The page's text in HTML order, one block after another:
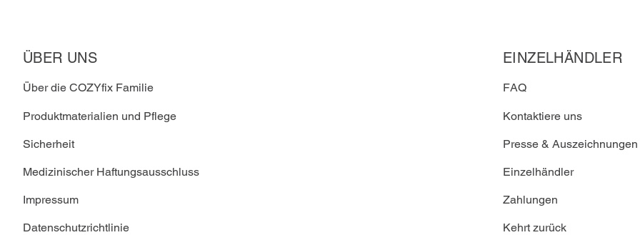
ÜBER UNS
Über die COZYfix Familie
Produktmaterialien und Pflege
Sicherheit
Medizinischer Haftungsausschluss
Impressum
Datenschutzrichtlinie
EINZELHÄNDLER
FAQ
Kontaktiere uns
Presse & Auszeichnungen
Einzelhändler
Zahlungen
Kehrt zurück